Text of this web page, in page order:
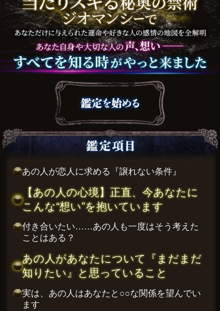
あの人が恋人に求める『譲れない条件』
【あの人の心境】正直、今あなたに
こんな“想い”を抱いています
付き合いたい……あの人も一度はそう考えた
ことはある？
あの人があなたについて『まだまだ
知りたい』と思っていること
実は、あの人はあなたと○○な関係を望んでい
ます